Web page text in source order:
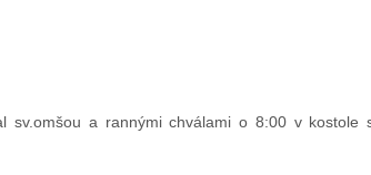
a rannými chválami o 8:00 v kostole